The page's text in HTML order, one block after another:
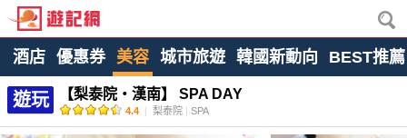
酒店 優惠券 美容 城市旅遊 韓國新動向 BEST推薦
遊玩 【梨泰院・漢南】 SPA DAY
4.4 | 梨泰院 | SPA